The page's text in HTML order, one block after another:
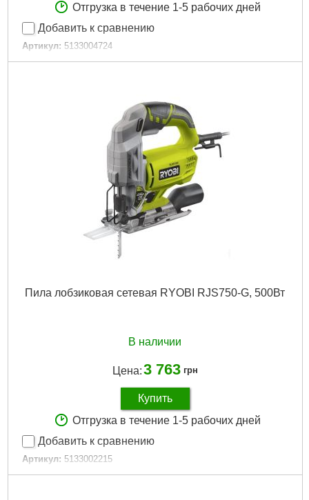
Отгрузка в течение 1-5 рабочих дней
Добавить к сравнению
Артикул: 5133004724
Код товара: 30.64.57
Пила лобзиковая сетевая RYOBI RJS750-G, 500Вт
В наличии
Цена:3 763 грн
Купить
Отгрузка в течение 1-5 рабочих дней
Добавить к сравнению
Артикул: 5133002215
Код товара: 30.65.53